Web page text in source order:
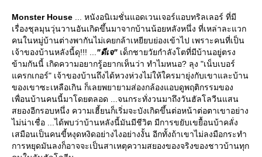
Monster House ... หนังอนิเมชั่นแอดเวนเจอร์แอบทริลเลอร์ ที่มี
เรื่องชุลมุนวุ่นวานอันเกิดขึ้นมาจากบ้านน้อยหลังหนึ่ง ที่เหล่าละแวก
คนในหมู่บ้านต่างพากันไม่เคยกล้าเหยียบย่องเข้าไป เพราะคนที่เป็น
เจ้าของบ้านหลังนี้ดุ!!! ..."ดีเจ" เด็กชายวัยกำลังโตที่มีบ้านอยู่ตรง
ข้ามกันนี้ เกิดความอยากรู้อยากเห็นว่า ทำไมหนอ? ลุง "เน็บเบอร์
ครกเกอร์" เจ้าของบ้านถึงได้หวงห่วงไม่ให้ใครมายุ่งกับเขาและบ้าน
ของเขาซะเหลือเกิน ก็เลยพยายามส่องกล้องแอบดูพฤติกรรมของ
เพื่อนบ้านคนนี้มาโดยตลอด ...จนกระทั่งวนมาถึงวันฮัลโลวีนแสน
สยองอีกรอบหนึ่ง ความเฮี้ยนก็เริ่มจะบังเกิดขึ้นต่อหน้าต่อตาเขาอย่าง
ไม่น่าเชื่อ ...ได้พบว่าบ้านหลังนี้มันมีชีวิต มีการขยับเขยื้อนบ้าคลั่ง
เสมือนเป็นคนขี้หงุดหงิดอย่างไงอย่างงั้น อีกทั้งถ้าเขาไม่ลงมือกระทำ
การหยุดมันลงก็อาจจะเป็นสาเหตุความสยองของจริงของชาวบ้านทุก